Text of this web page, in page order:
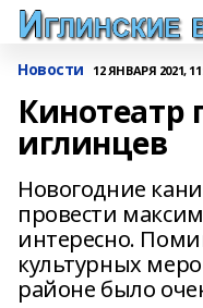
Новости 12 ЯНВАРЯ 2021,
Кинотеатр
иглинцев
Новогодние
провести
интересно.
культурных
районе было